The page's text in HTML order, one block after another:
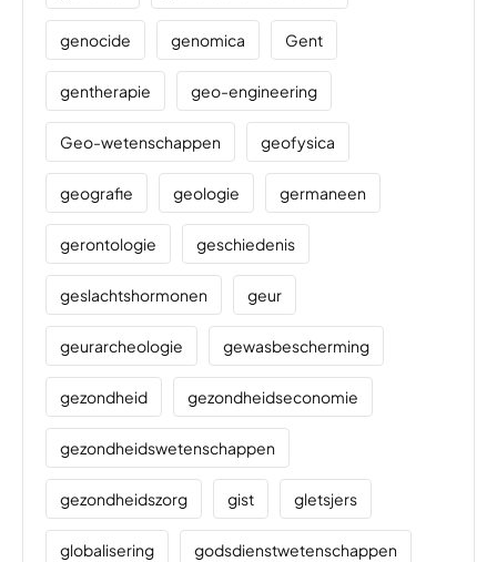
genocide genomica Gent
gentherapie geo-engineering
Geo-wetenschappen geofysica
geografie geologie germaneen
gerontologie geschiedenis
geslachtshormonen geur
geurarcheologie gewasbescherming
gezondheid gezondheidseconomie
gezondheidswetenschappen
gezondheidszorg gist gletsjers
globalisering godsdienstwetenschappen